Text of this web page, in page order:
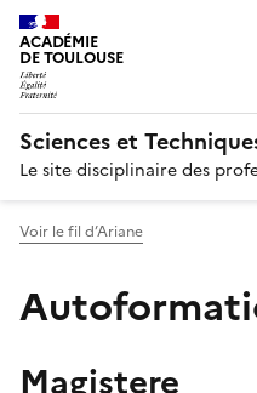
ACADÉMIE
DE TOULOUSE
Sciences et
Le site disciplinaire des
Voir le fil d’Ariane
Magistere